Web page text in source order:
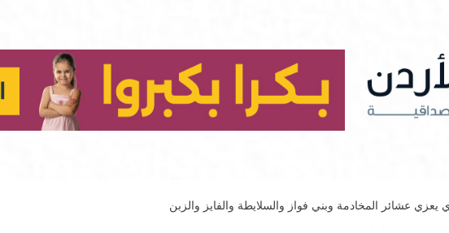
عشائر المخادمة وبني فواز والسلايطة والفايز والزبن